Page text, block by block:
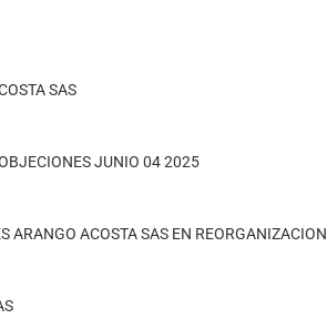
SAS
JUNIO 04 2025
ARANGO ACOSTA SAS EN REORGANIZACION